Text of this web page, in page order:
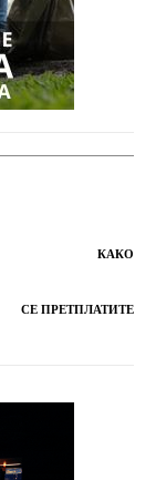
КАКО
СЕ ПРЕТПЛАТИТЕ